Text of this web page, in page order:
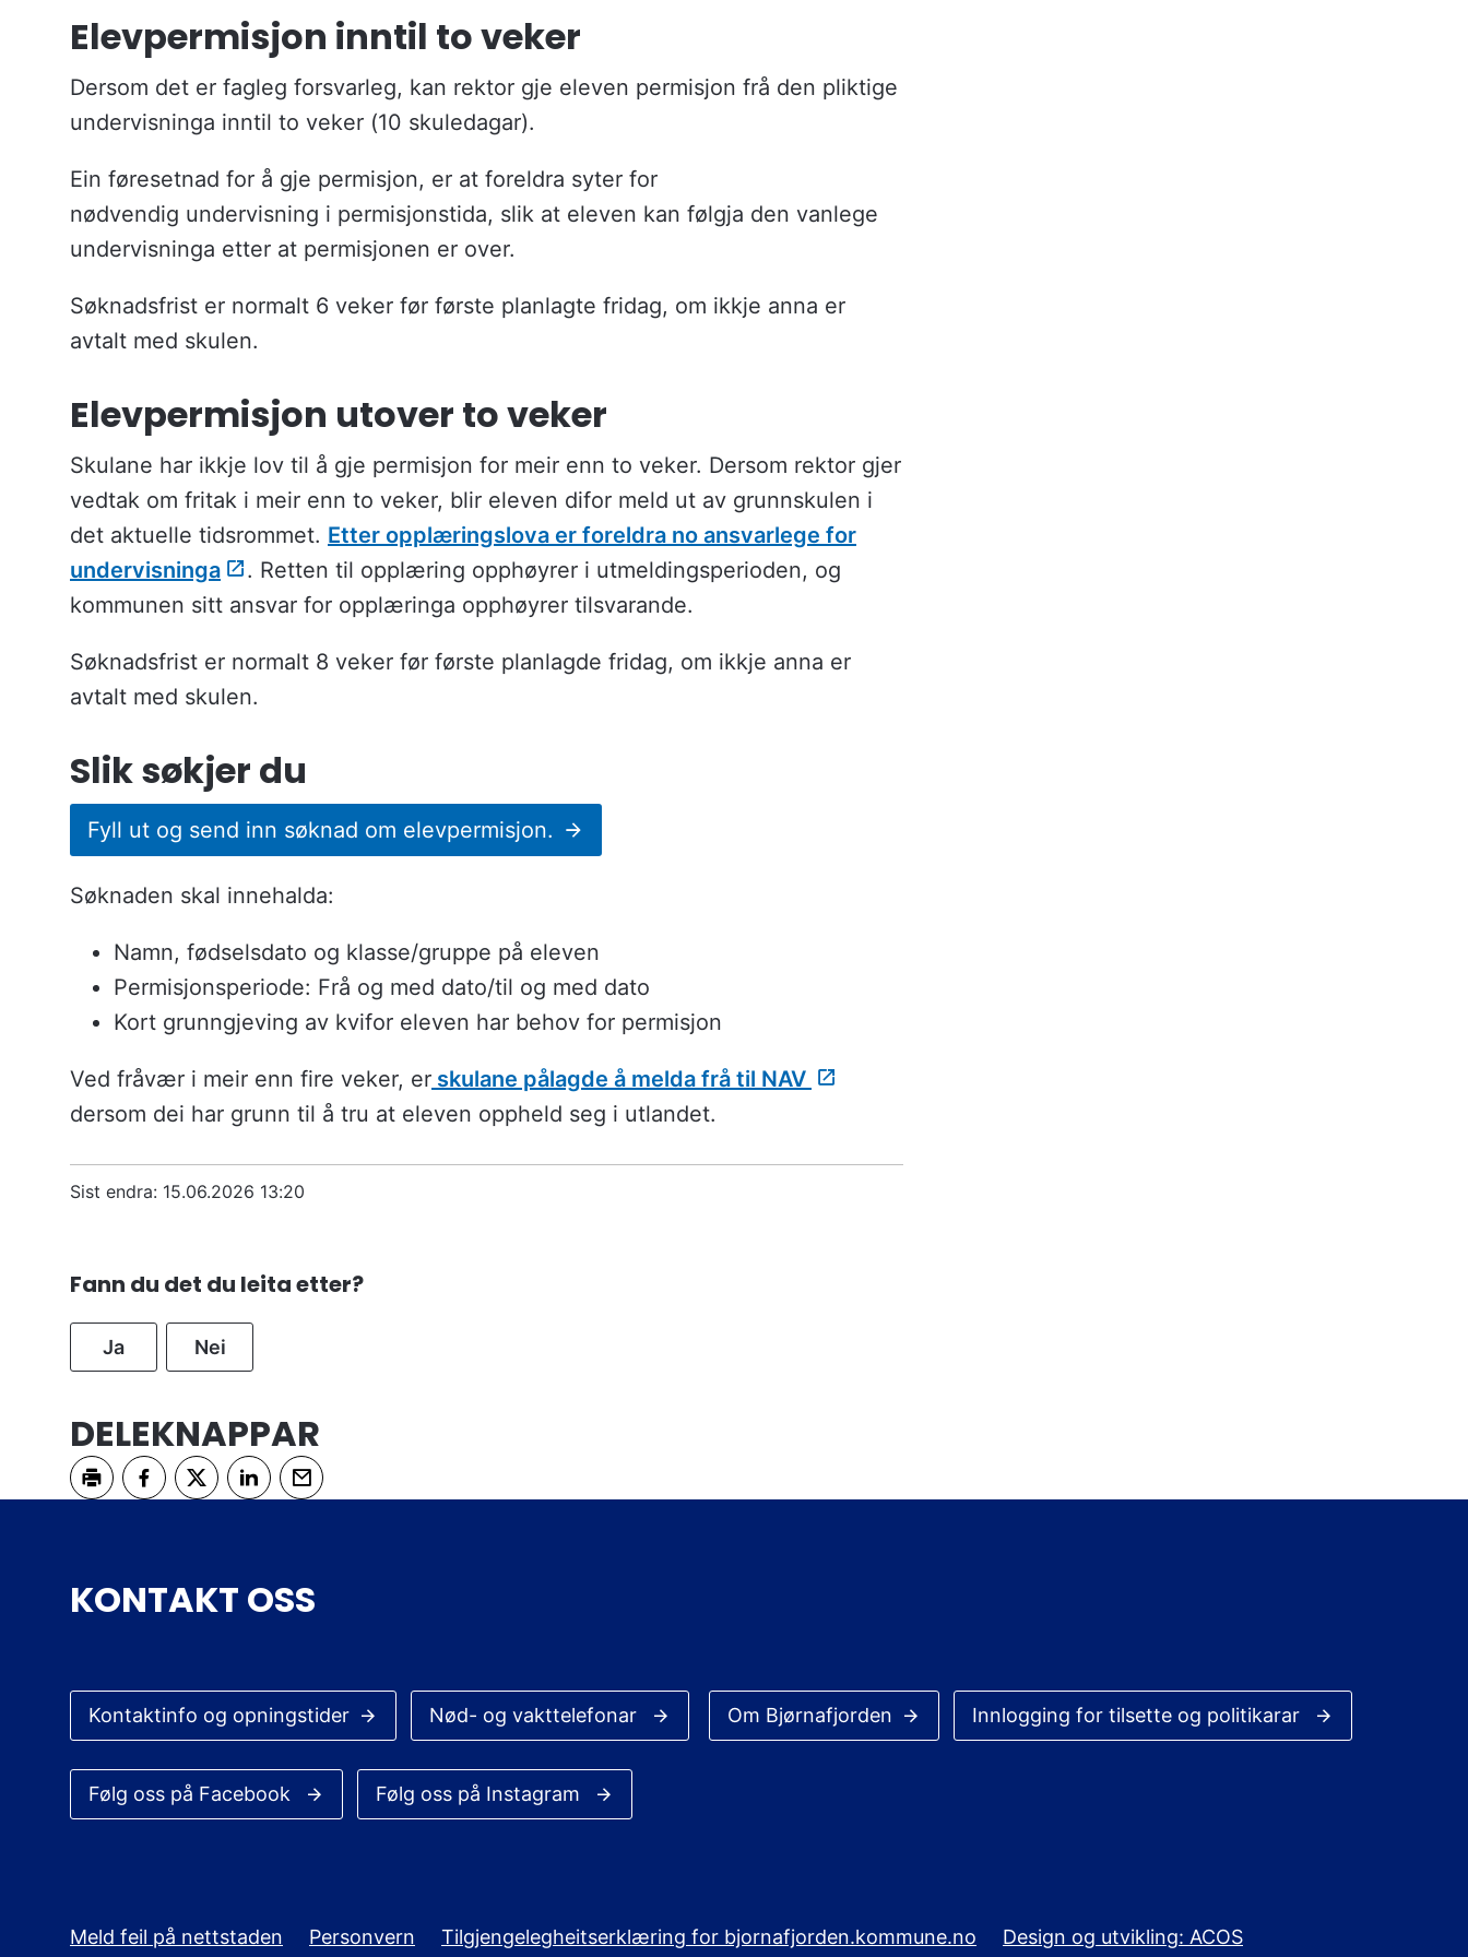
Elevpermisjon inntil to veker
Dersom det er fagleg forsvarleg, kan rektor gje eleven permisjon frå den pliktige
undervisninga inntil to veker (10 skuledagar).
Ein føresetnad for å gje permisjon, er at foreldra syter for
nødvendig undervisning i permisjonstida, slik at eleven kan følgja den vanlege
undervisninga etter at permisjonen er over.
Søknadsfrist er normalt 6 veker før første planlagte fridag, om ikkje anna er
avtalt med skulen.
Elevpermisjon utover to veker
Skulane har ikkje lov til å gje permisjon for meir enn to veker. Dersom rektor gjer
vedtak om fritak i meir enn to veker, blir eleven difor meld ut av grunnskulen i
det aktuelle tidsrommet. Etter opplæringslova er foreldra no ansvarlege for
undervisninga
. Retten til opplæring opphøyrer i utmeldingsperioden, og
kommunen sitt ansvar for opplæringa opphøyrer tilsvarande.
Søknadsfrist er normalt 8 veker før første planlagde fridag, om ikkje anna er
avtalt med skulen.
Slik søkjer du
Fyll ut og send inn søknad om elevpermisjon.
Søknaden skal innehalda:
Namn, fødselsdato og klasse/gruppe på eleven
Permisjonsperiode: Frå og med dato/til og med dato
Kort grunngjeving av kvifor eleven har behov for permisjon
Ved fråvær i meir enn fire veker, er skulane pålagde å melda frå til NAV
dersom dei har grunn til å tru at eleven oppheld seg i utlandet.
Sist endra 15.06.2026 13:20
Fann du det du leita etter?
Ja Nei
DELEKNAPPAR
KONTAKT OSS
Kontaktinfo og opningstider Nød- og vakttelefonar Om Bjørnafjorden Innlogging for tilsette og politikarar
Følg oss på Facebook Følg oss på Instagram
Meld feil på nettstaden Personvern Tilgjengelegheitserklæring for bjornafjorden.kommune.no Design og utvikling: ACOS